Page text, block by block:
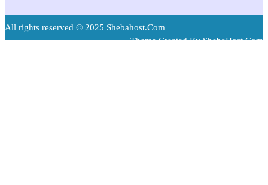
All rights reserved © 2025 Shebahost.Com
Theme Created By ShebaHost.Com